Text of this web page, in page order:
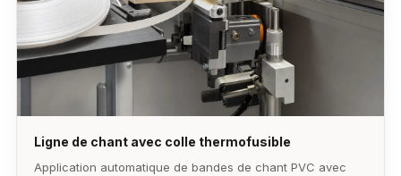
Ligne de chant avec colle thermofusible
Application automatique de bandes de chant PVC avec